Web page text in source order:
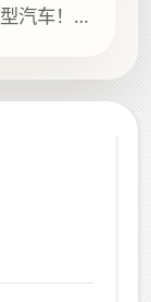
汽车！